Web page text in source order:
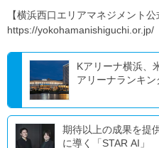
【横浜西口エリアマネジメント公
https://yokohamanishiguchi.or.jp/
Kアリーナ横浜、
アリーナランキン
期待以上の成果を提
に導く「STAR AI」